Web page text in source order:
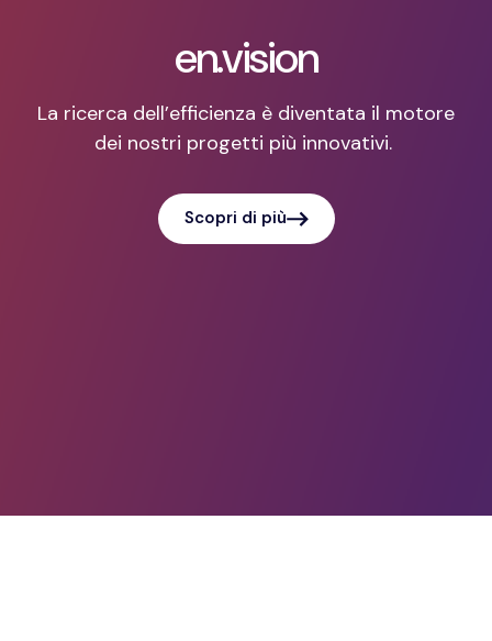
en.vision
La ricerca dell’efficienza è diventata il motore
dei nostri progetti più innovativi.
Scopri di più